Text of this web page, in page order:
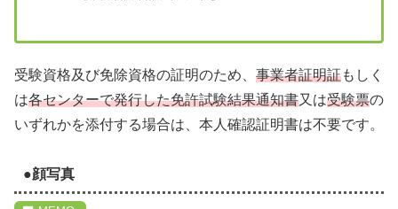
受験資格及び免除資格の証明のため、 事業者証明証もしく
は各センターで発行した免許試験結果通知書又は受験票の
いずれかを添付する場合は、本人確認証明書は不要です。
●顔写真